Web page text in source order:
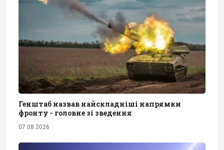
Генштаб назвав найскладніші напрямки
фронту - головне зі зведення
07.08.2026